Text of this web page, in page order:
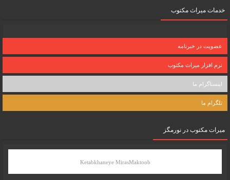
خدمات میراث مکتوب
عضویت در خبرنامه
نرم افزار میراث مکتوب
اینستاگرام ما
تلگرام ما
میرات مکتوب در نورمگز
Ketabkhaneye MirasMaktoob